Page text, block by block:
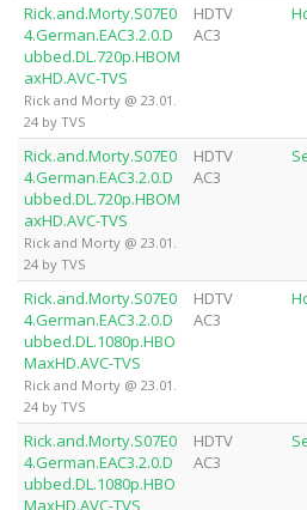
Rick.and.Morty.S07E0
4.German.EAC3.2.0.D
ubbed.DL.720p.HBOM
axHD.AVC-TVS
Rick and Morty @ 23.01.
24 by TVS
HDTV
AC3
Rick.and.Morty.S07E0
4.German.EAC3.2.0.D
ubbed.DL.720p.HBOM
axHD.AVC-TVS
Rick and Morty @ 23.01.
24 by TVS
HDTV
AC3
Rick.and.Morty.S07E0
4.German.EAC3.2.0.D
ubbed.DL.1080p.HBO
MaxHD.AVC-TVS
Rick and Morty @ 23.01.
24 by TVS
HDTV
AC3
Rick.and.Morty.S07E0
4.German.EAC3.2.0.D
ubbed.DL.1080p.HBO
MaxHD.AVC-TVS
HDTV
AC3